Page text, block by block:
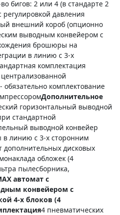
бигов: 2 или 4 (в стандарте 2
давления
внешний короб (опционно
выводным конвейером с
брошюры на
в линию с 3-х
комплектация
комплектование
Дополнительное
горизонтальный выводной
стандартной
выводной конвейер
в линию с 3-х сторонним
дополнительных дисковых
обложек (4
пылесборника,
автомат с
конвейером с
4-х блоков (4
4 пневматических